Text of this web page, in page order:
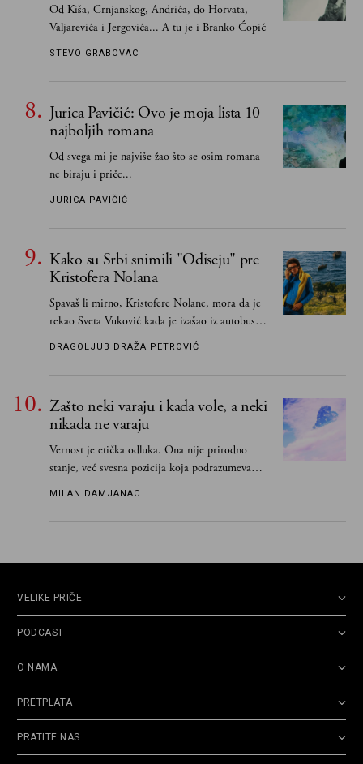
Od Kiša, Crnjanskog, Andrića, do Horvata,
Valjarevića i Jergovića... A tu je i Branko Ćopić
STEVO GRABOVAC
Jurica Pavičić: Ovo je moja lista 10
najboljih romana
Od svega mi je najviše žao što se osim romana
ne biraju i priče...
JURICA PAVIČIĆ
Kako su Srbi snimili "Odiseju" pre
Kristofera Nolana
Spavaš li mirno, Kristofere Nolane, mora da je
rekao Sveta Vuković kada je izašao iz autobusa i
čim je stigao kući pozvao Vojkana
DRAGOLJUB DRAŽA PETROVIĆ
Zašto neki varaju i kada vole, a neki
nikada ne varaju
Vernost je etička odluka. Ona nije prirodno
stanje, već svesna pozicija koja podrazumeva
MILAN DAMJANAC
VELIKE PRIČE
PODCAST
O NAMA
PRETPLATA
PRATITE NAS